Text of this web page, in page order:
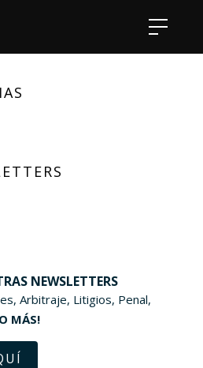
NEWSLETTERS
Arbitraje, Litigios, Penal,
MÁS!